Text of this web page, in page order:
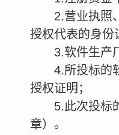
2.营业执照
授权代表的身份
3.软件生产
4.所投标的
授权证明；
5.此次投标
章）。